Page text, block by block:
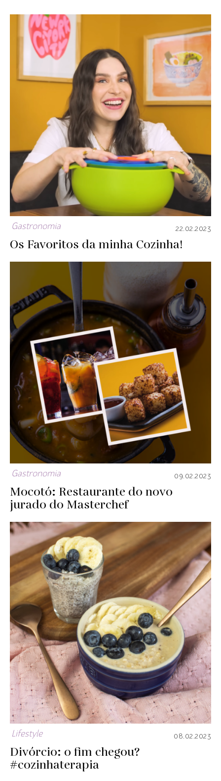
Gastronomia 22.02.2023
Os Favoritos da minha Cozinha!
Gastronomia 09.02.2023
Mocotó: Restaurante do novo
jurado do Masterchef
Lifestyle 08.02.2023
Divórcio: o fim chegou?
#cozinhaterapia